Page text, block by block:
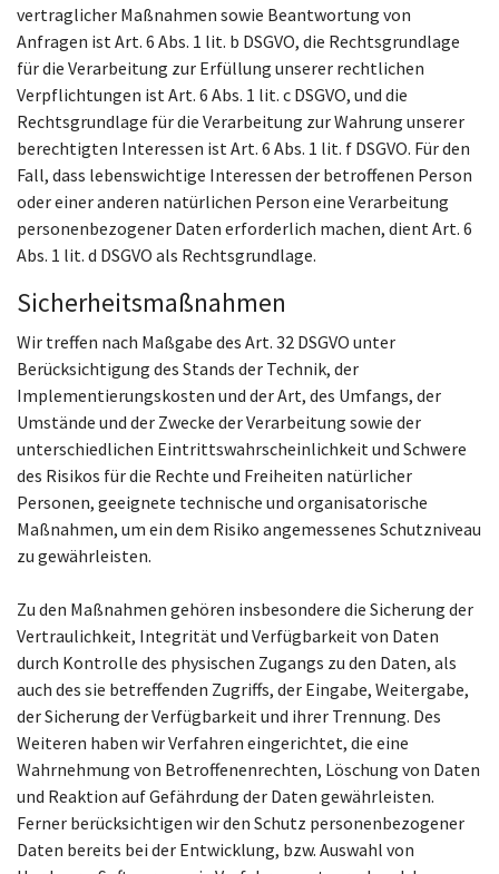
vertraglicher Maßnahmen sowie Beantwortung von
Anfragen ist Art. 6 Abs. 1 lit. b DSGVO, die Rechtsgrundlage
für die Verarbeitung zur Erfüllung unserer rechtlichen
Verpflichtungen ist Art. 6 Abs. 1 lit. c DSGVO, und die
Rechtsgrundlage für die Verarbeitung zur Wahrung unserer
berechtigten Interessen ist Art. 6 Abs. 1 lit. f DSGVO. Für den
Fall, dass lebenswichtige Interessen der betroffenen Person
oder einer anderen natürlichen Person eine Verarbeitung
personenbezogener Daten erforderlich machen, dient Art. 6
Abs. 1 lit. d DSGVO als Rechtsgrundlage.
Sicherheitsmaßnahmen
Wir treffen nach Maßgabe des Art. 32 DSGVO unter
Berücksichtigung des Stands der Technik, der
Implementierungskosten und der Art, des Umfangs, der
Umstände und der Zwecke der Verarbeitung sowie der
unterschiedlichen Eintrittswahrscheinlichkeit und Schwere
des Risikos für die Rechte und Freiheiten natürlicher
Personen, geeignete technische und organisatorische
Maßnahmen, um ein dem Risiko angemessenes Schutzniveau
zu gewährleisten.
Zu den Maßnahmen gehören insbesondere die Sicherung der
Vertraulichkeit, Integrität und Verfügbarkeit von Daten
durch Kontrolle des physischen Zugangs zu den Daten, als
auch des sie betreffenden Zugriffs, der Eingabe, Weitergabe,
der Sicherung der Verfügbarkeit und ihrer Trennung. Des
Weiteren haben wir Verfahren eingerichtet, die eine
Wahrnehmung von Betroffenenrechten, Löschung von Daten
und Reaktion auf Gefährdung der Daten gewährleisten.
Ferner berücksichtigen wir den Schutz personenbezogener
Daten bereits bei der Entwicklung, bzw. Auswahl von